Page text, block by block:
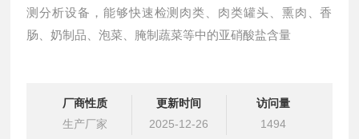
测分析设备，能够快速检测肉类、肉类罐头、熏肉、香
肠、奶制品、泡菜、腌制蔬菜等中的亚硝酸盐含量
厂商性质
生产厂家
更新时间
2025-12-26
访问量
1494